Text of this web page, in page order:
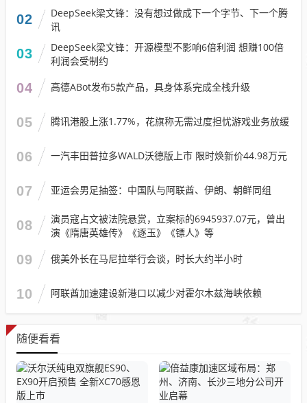
02
DeepSeek梁文锋：没有想过做成下一个字节、下一个腾
讯
03
DeepSeek梁文锋：开源模型不影响6倍利润 想赚100倍
利润会受制约
04 高德ABot发布5款产品，具身体系完成全栈升级
05 腾讯港股上涨1.77%，花旗称无需过度担忧游戏业务放缓
06 一汽丰田普拉多WALD沃德版上市 限时焕新价44.98万元
07 亚运会男足抽签：中国队与阿联酋、伊朗、朝鲜同组
08
演员寇占文被法院悬赏，立案标的6945937.07元，曾出
演《隋唐英雄传》《逐玉》《镖人》等
09 俄美外长在马尼拉举行会谈，时长大约半小时
10 阿联酋加速建设新港口以减少对霍尔木兹海峡依赖
随便看看